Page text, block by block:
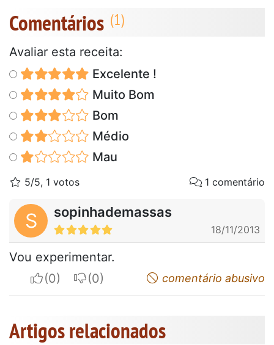
Comentários
Avaliar esta receita:
Excelente !
Muito Bom
Bom
Médio
Mau
5/5, 1 votos 1 comentário
S sopinhademassas
18/11/2013
Vou experimentar.
I apreciateI do not appreciatecomentário abusivo
Artigos relacionados